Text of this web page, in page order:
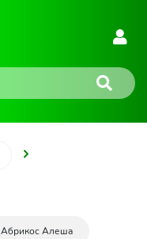
Абрикос Алеша